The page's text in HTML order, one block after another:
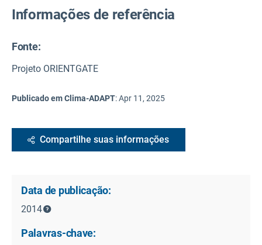
Informações de referência
Fonte:
Projeto ORIENTGATE
Publicado em Clima-ADAPT:Apr 11, 2025
Compartilhe suas informações
Data de publicação:
2014
Palavras-chave: